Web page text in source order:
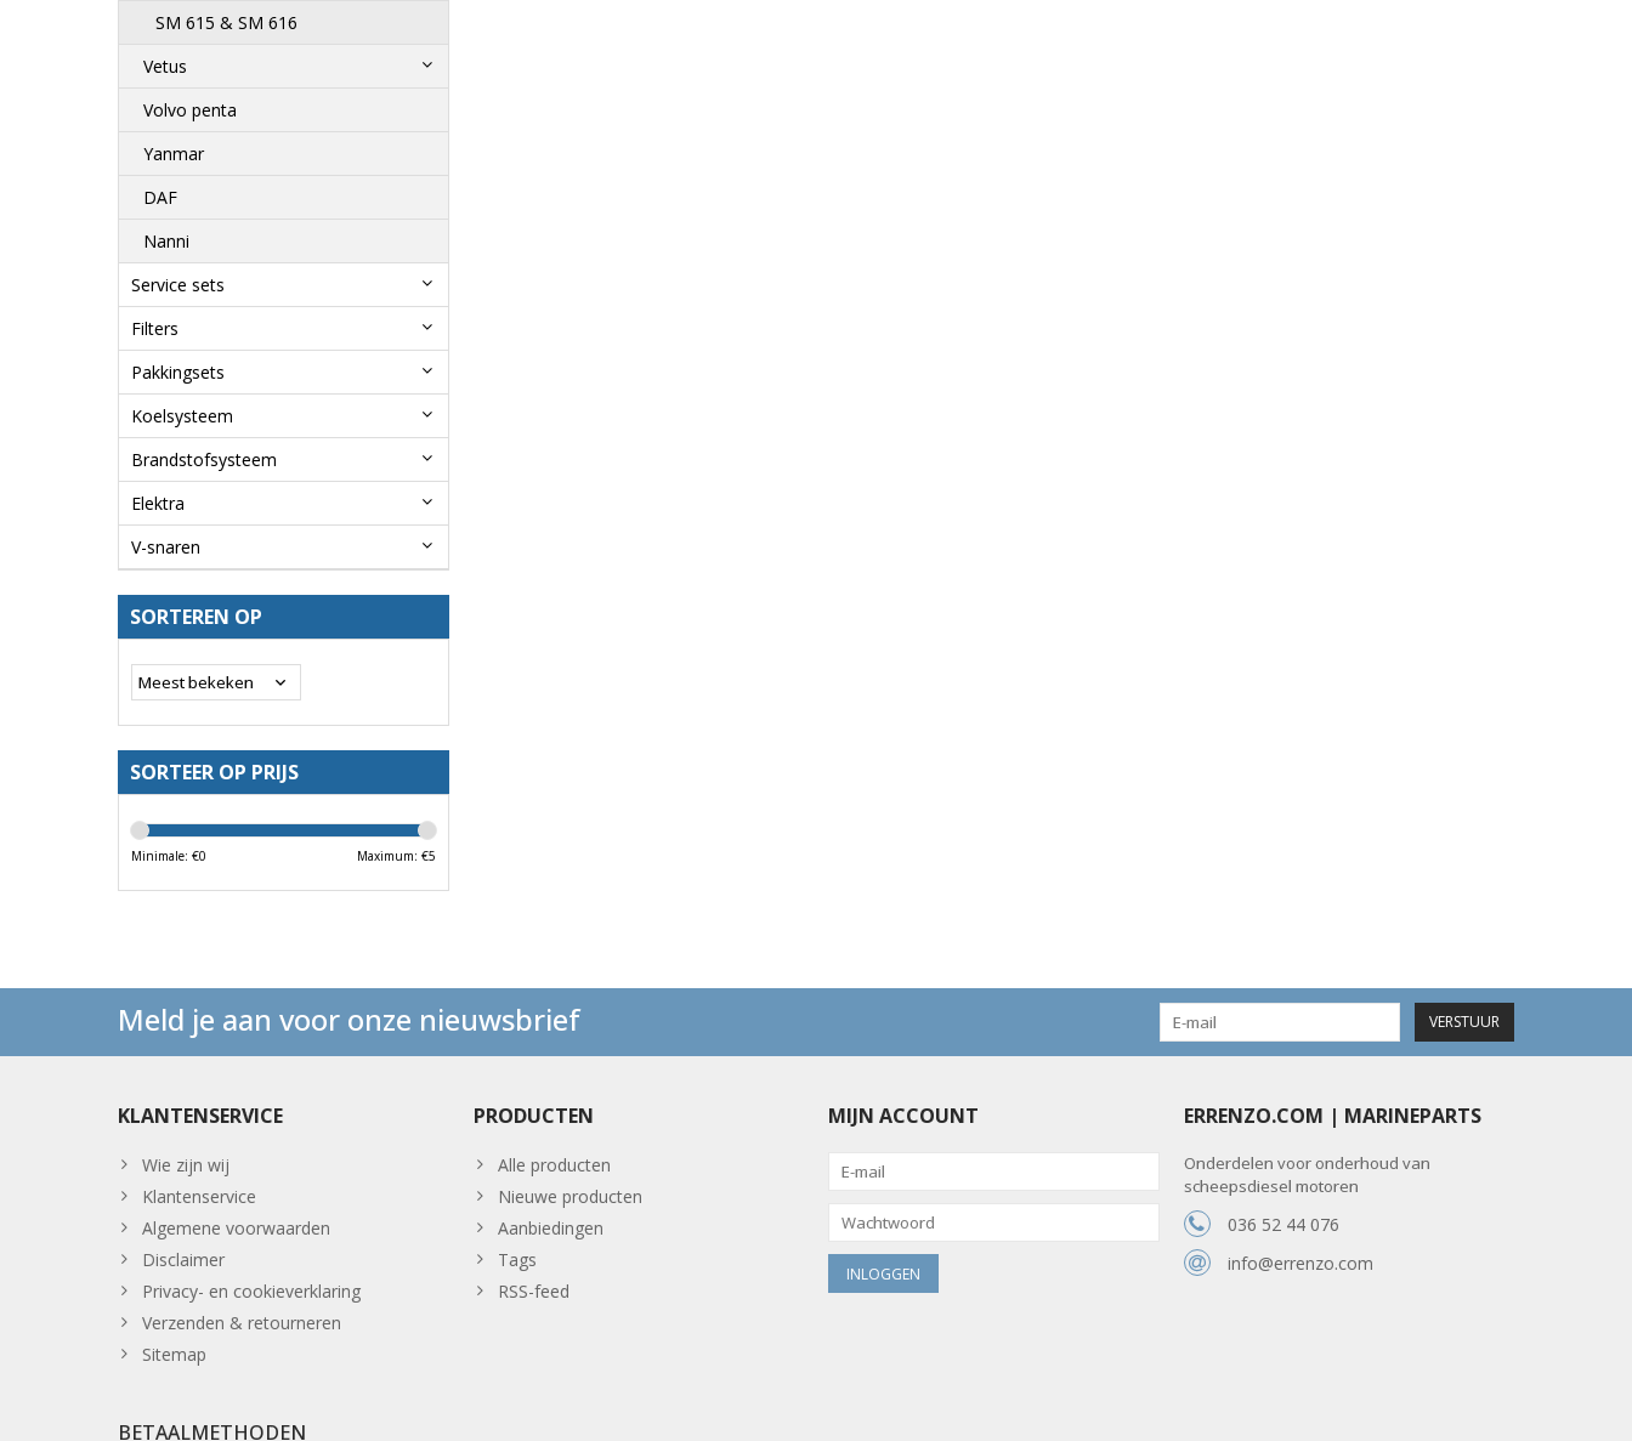
SM 615 & SM 616
Vetus
Volvo penta
Yanmar
DAF
Nanni
Service sets
Filters
Pakkingsets
Koelsysteem
Brandstofsysteem
Elektra
V-snaren
SORTEREN OP
SORTEER OP PRIJS
Minimale: €0 Maximum: €5
Meld je aan voor onze nieuwsbrief VERSTUUR
KLANTENSERVICE
Wie zijn wij
Klantenservice
Algemene voorwaarden
Disclaimer
Privacy- en cookieverklaring
Verzenden & retourneren
Sitemap
PRODUCTEN
Alle producten
Nieuwe producten
Aanbiedingen
Tags
RSS-feed
MIJN ACCOUNT ERRENZO.COM | MARINEPARTS
Onderdelen voor onderhoud van
scheepsdiesel motoren
036 52 44 076
info@errenzo.com
BETAALMETHODEN